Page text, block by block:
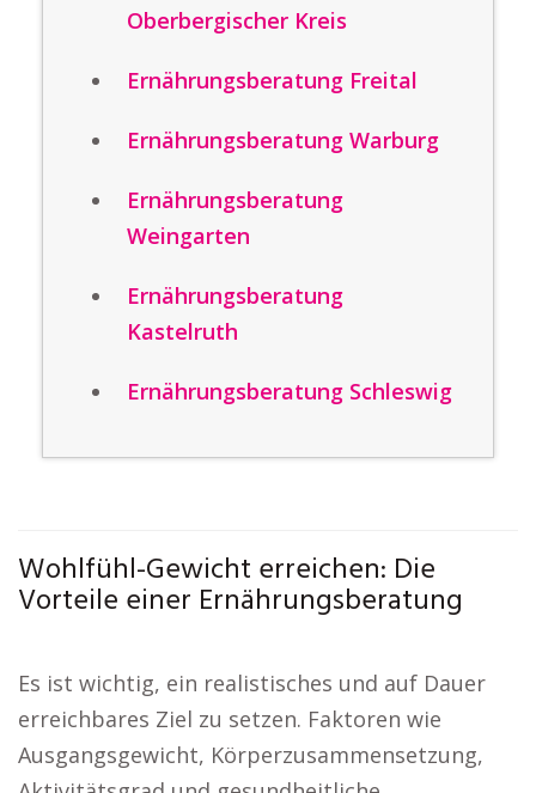
Oberbergischer Kreis
Ernährungsberatung Freital
Ernährungsberatung Warburg
Ernährungsberatung
Weingarten
Ernährungsberatung
Kastelruth
Ernährungsberatung Schleswig
Wohlfühl-Gewicht erreichen: Die
Vorteile einer Ernährungsberatung
Es ist wichtig, ein realistisches und auf Dauer
erreichbares Ziel zu setzen. Faktoren wie
Ausgangsgewicht, Körperzusammensetzung,